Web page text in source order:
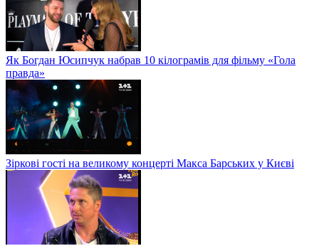
Як Богдан Юсипчук набрав 10 кілограмів для фільму «Гола
правда»
Зіркові гості на великому концерті Макса Барських у Києві